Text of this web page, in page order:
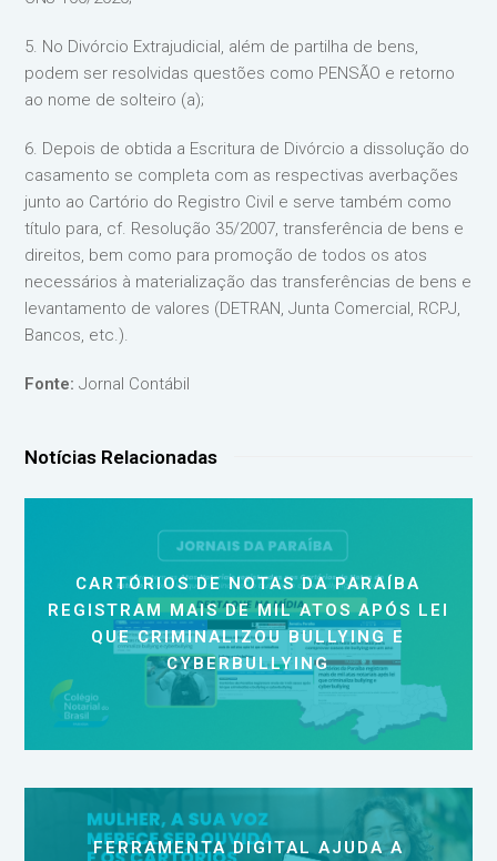
5. No Divórcio Extrajudicial, além de partilha de bens,
podem ser resolvidas questões como PENSÃO e retorno
ao nome de solteiro (a);
6. Depois de obtida a Escritura de Divórcio a dissolução do
casamento se completa com as respectivas averbações
junto ao Cartório do Registro Civil e serve também como
título para, cf. Resolução 35/2007, transferência de bens e
direitos, bem como para promoção de todos os atos
necessários à materialização das transferências de bens e
levantamento de valores (DETRAN, Junta Comercial, RCPJ,
Bancos, etc.).
Fonte:Jornal Contábil
Notícias Relacionadas
CARTÓRIOS DE NOTAS DA PARAÍBA
REGISTRAM MAIS DE MIL ATOS APÓS LEI
QUE CRIMINALIZOU BULLYING E
CYBERBULLYING
FERRAMENTA DIGITAL AJUDA A